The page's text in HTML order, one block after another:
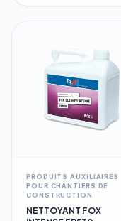
PRODUITS AUXILIAIRES
POUR CHANTIERS DE
CONSTRUCTION
NETTOYANT FOX